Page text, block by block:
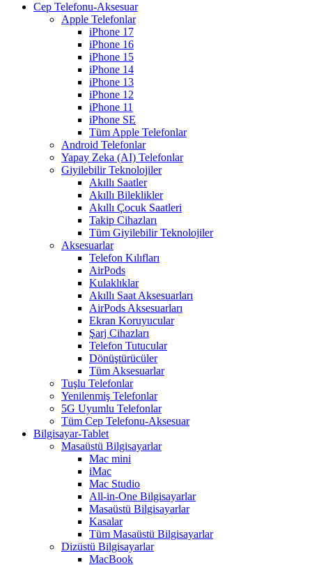
Cep Telefonu-Aksesuar
Apple Telefonlar
iPhone 17
iPhone 16
iPhone 15
iPhone 14
iPhone 13
iPhone 12
iPhone 11
iPhone SE
Tüm Apple Telefonlar
Android Telefonlar
Yapay Zeka (AI) Telefonlar
Giyilebilir Teknolojiler
Akıllı Saatler
Akıllı Bileklikler
Akıllı Çocuk Saatleri
Takip Cihazları
Tüm Giyilebilir Teknolojiler
Aksesuarlar
Telefon Kılıfları
AirPods
Kulaklıklar
Akıllı Saat Aksesuarları
AirPods Aksesuarları
Ekran Koruyucular
Şarj Cihazları
Telefon Tutucular
Dönüştürücüler
Tüm Aksesuarlar
Tuşlu Telefonlar
Yenilenmiş Telefonlar
5G Uyumlu Telefonlar
Tüm Cep Telefonu-Aksesuar
Bilgisayar-Tablet
Masaüstü Bilgisayarlar
Mac mini
iMac
Mac Studio
All-in-One Bilgisayarlar
Masaüstü Bilgisayarlar
Kasalar
Tüm Masaüstü Bilgisayarlar
Dizüstü Bilgisayarlar
MacBook